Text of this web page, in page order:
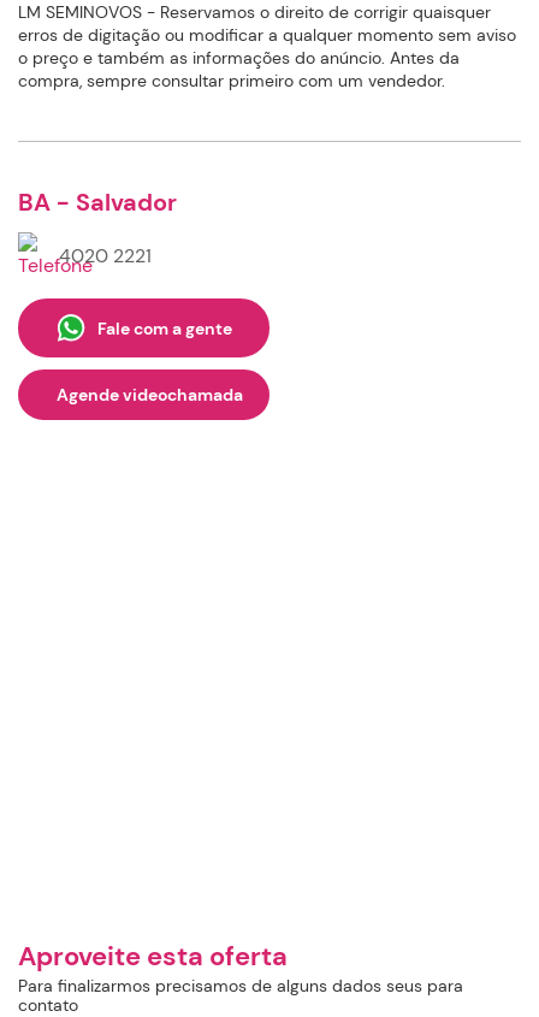
LM SEMINOVOS - Reservamos o direito de corrigir quaisquer
erros de digitação ou modificar a qualquer momento sem aviso
o preço e também as informações do anúncio. Antes da
compra, sempre consultar primeiro com um vendedor.
BA - Salvador
4020 2221
Fale com a gente
Agende videochamada
Aproveite esta oferta
Para finalizarmos precisamos de alguns dados seus para
contato